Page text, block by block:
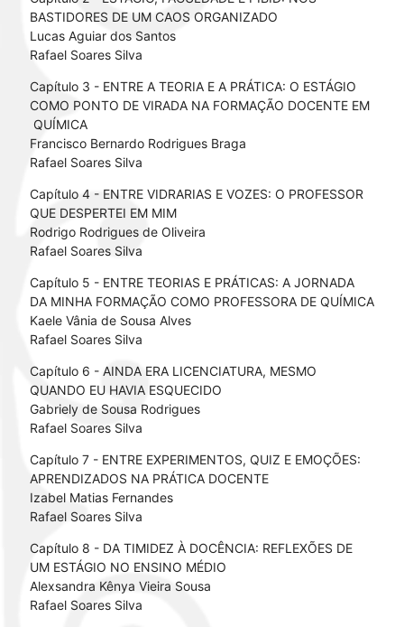
BASTIDORES DE UM CAOS ORGANIZADO
Lucas Aguiar dos Santos
Rafael Soares Silva
Capítulo 3 - ENTRE A TEORIA E A PRÁTICA: O ESTÁGIO
COMO PONTO DE VIRADA NA FORMAÇÃO DOCENTE EM
QUÍMICA
Francisco Bernardo Rodrigues Braga
Rafael Soares Silva
Capítulo 4 - ENTRE VIDRARIAS E VOZES: O PROFESSOR
QUE DESPERTEI EM MIM
Rodrigo Rodrigues de Oliveira
Rafael Soares Silva
Capítulo 5 - ENTRE TEORIAS E PRÁTICAS: A JORNADA
DA MINHA FORMAÇÃO COMO PROFESSORA DE QUÍMICA
Kaele Vânia de Sousa Alves
Rafael Soares Silva
Capítulo 6 - AINDA ERA LICENCIATURA, MESMO
QUANDO EU HAVIA ESQUECIDO
Gabriely de Sousa Rodrigues
Rafael Soares Silva
Capítulo 7 - ENTRE EXPERIMENTOS, QUIZ E EMOÇÕES:
APRENDIZADOS NA PRÁTICA DOCENTE
Izabel Matias Fernandes
Rafael Soares Silva
Capítulo 8 - DA TIMIDEZ À DOCÊNCIA: REFLEXÕES DE
UM ESTÁGIO NO ENSINO MÉDIO
Alexsandra Kênya Vieira Sousa
Rafael Soares Silva